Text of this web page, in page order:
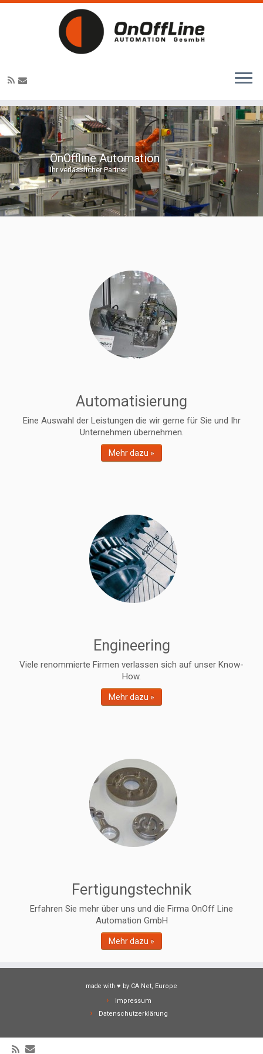
OnOffline Automation
Ihr verlässlicher Partner
Automatisierung
Eine Auswahl der Leistungen die wir gerne für Sie und Ihr
Unternehmen übernehmen.
Mehr dazu »
Engineering
Viele renommierte Firmen verlassen sich auf unser Know-
How.
Mehr dazu »
Fertigungstechnik
Erfahren Sie mehr über uns und die Firma OnOff Line
Automation GmbH
Mehr dazu »
made with ♥ by CA Net, Europe
Impressum
Datenschutzerklärung